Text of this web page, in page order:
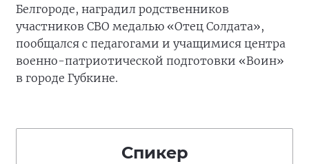
Белгороде, наградил родственников
участников СВО медалью «Отец Солдата»,
пообщался с педагогами и учащимися центра
военно-патриотической подготовки «Воин»
в городе Губкине.
Спикер